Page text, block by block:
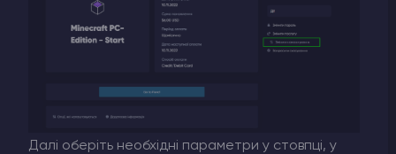
Далі оберіть необхідні параметри у стовпці, у